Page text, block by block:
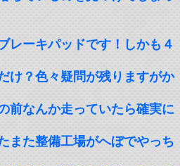
レーキパッドです！しかも４
け？色々疑問が残りますがか
前なんか走っていたら確実に
また整備工場がへぼでやっち